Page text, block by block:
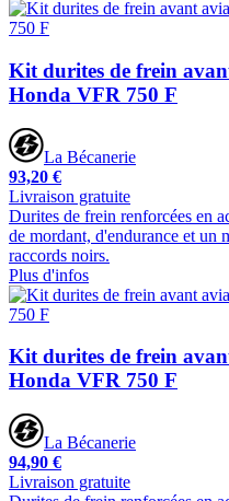
Kit durites de frein
Honda VFR 750 F
La Bécanerie
93,20 €
Livraison gratuite
Durites de frein renforcées en
de mordant, d'endurance et
raccords noirs.
Plus d'infos
Kit durites de frein
Honda VFR 750 F
La Bécanerie
94,90 €
Livraison gratuite